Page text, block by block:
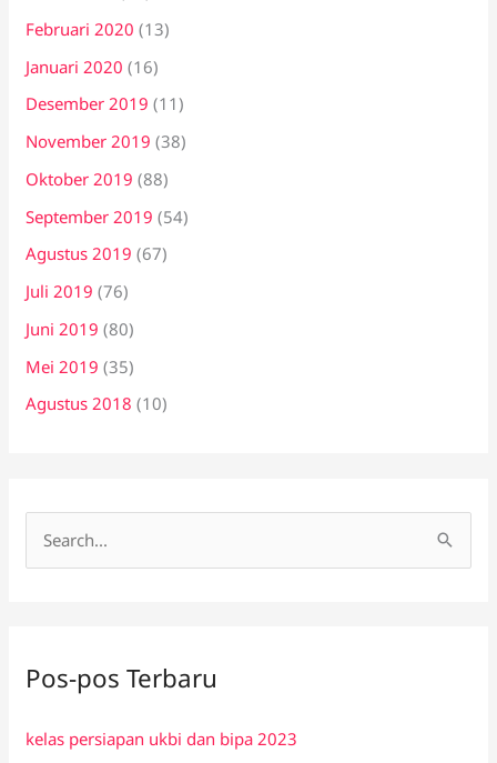
Februari 2020 (13)
Januari 2020 (16)
Desember 2019 (11)
November 2019 (38)
Oktober 2019 (88)
September 2019 (54)
Agustus 2019 (67)
Juli 2019 (76)
Juni 2019 (80)
Mei 2019 (35)
Agustus 2018 (10)
u
t
Pos-pos Terbaru
kelas persiapan ukbi dan bipa 2023